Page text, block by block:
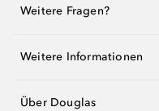
Weitere Fragen?
Weitere Informationen
Über Douglas